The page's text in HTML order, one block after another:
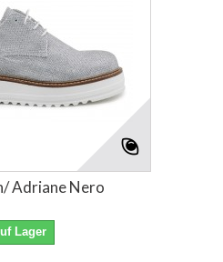
Adriane Nero
Lager